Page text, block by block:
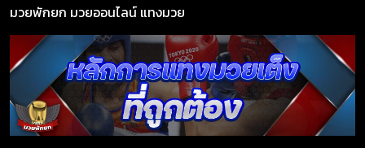
มวยพักยก มวยออนไลน์ แทงมวย